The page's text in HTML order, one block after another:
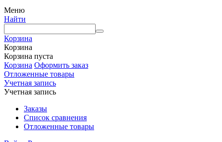
Меню
Найти
Корзина
Корзина
Корзина пуста
Корзина Оформить заказ
Отложенные товары
Учетная запись
Учетная запись
Заказы
Список сравнения
Отложенные товары